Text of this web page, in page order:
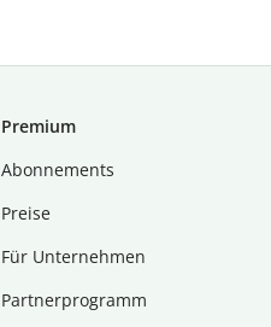
Premium
Abon­ne­ments
Preise
Für Unternehmen
Partnerprogramm